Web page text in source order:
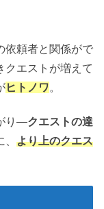
依頼者と関係がで
クエストが増えて
ヒトノワ。
り―クエストの達
より上のクエス